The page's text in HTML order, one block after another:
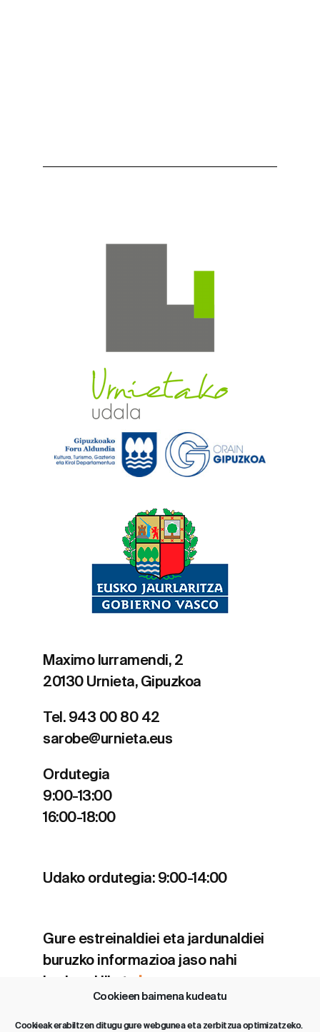
Cookieen baimena kudeatu
Cookieak erabiltzen ditugu gure webgunea eta zerbitzua optimizatzeko.
Maximo Iurramendi, 2
20130 Urnieta, Gipuzkoa
Tel. 943 00 80 42
sarobe@urnieta.eus
Ordutegia
9:00-13:00
16:00-18:00
Udako ordutegia: 9:00-14:00
Gure estreinaldiei eta jardunaldiei
buruzko informazioa jaso nahi